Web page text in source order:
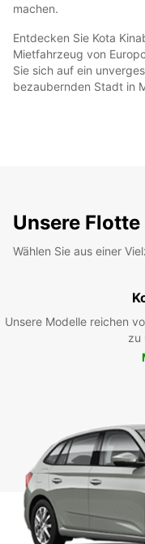
machen.
Entdecken Sie Kota
Mietfahrzeug von
Sie sich auf ein
bezaubernden Stadt in
Unsere Flotte
Wählen Sie aus einer
Unsere Modelle reichen
zu